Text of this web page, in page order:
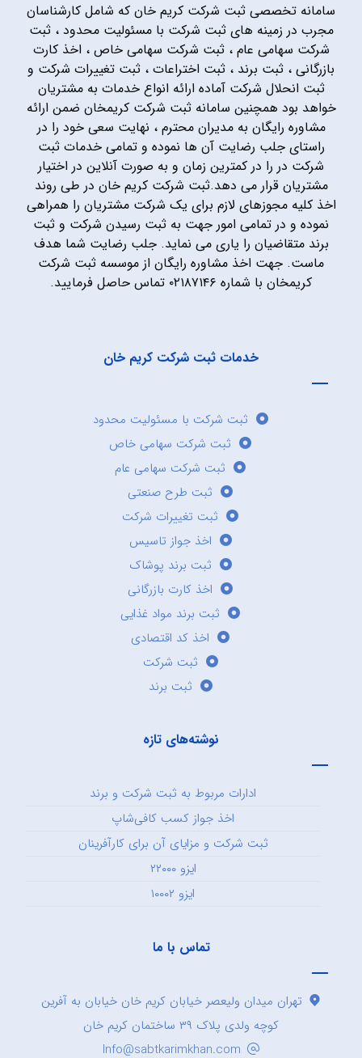
سامانه تخصصی ثبت شرکت کریم خان که شامل کارشناسان
مجرب در زمینه های ثبت شرکت با مسئولیت محدود ، ثبت
شرکت سهامی عام ، ثبت شرکت سهامی خاص ، اخذ کارت
بازرگانی ، ثبت برند ، ثبت اختراعات ، ثبت تغییرات شرکت و
ثبت انحلال شرکت آماده ارائه انواع خدمات به مشتریان
خواهد بود همچنین سامانه ثبت شرکت کریمخان ضمن ارائه
مشاوره رایگان به مدیران محترم ، نهایت سعی خود را در
راستای جلب رضایت آن ها نموده و تمامی خدمات ثبت
شرکت در را در کمترین زمان و به صورت آنلاین در اختیار
مشتریان قرار می دهد.ثبت شرکت کریم خان در طی روند
اخذ کلیه مجوزهای لازم برای یک شرکت مشتریان را همراهی
نموده و در تمامی امور جهت به ثبت رسیدن شرکت و ثبت
برند متقاضیان را یاری می نماید. جلب رضایت شما هدف
ماست. جهت اخذ مشاوره رایگان از موسسه ثبت شرکت
کریمخان با شماره ۰۲۱۸۷۱۴۶ تماس حاصل فرمایید.
خدمات ثبت شرکت کریم خان
ثبت شرکت با مسئولیت محدود
ثبت شرکت سهامی خاص
ثبت شرکت سهامی عام
ثبت طرح صنعتی
ثبت تغییرات شرکت
اخذ جواز تاسیس
ثبت برند پوشاک
اخذ کارت بازرگانی
ثبت برند مواد غذایی
اخذ کد اقتصادی
ثبت شرکت
ثبت برند
نوشته‌های تازه
ادارات مربوط به ثبت شرکت و برند
اخذ جواز کسب کافی‌شاپ
ثبت شرکت و مزایای آن برای کارآفرینان
ایزو ۲۲۰۰۰
ایزو ۱۰۰۰۲
تماس با ما
تهران میدان ولیعصر خیابان کریم خان خیابان به آفرین
کوچه ولدی پلاک ۳۹ ساختمان کریم خان
Info@sabtkarimkhan.com